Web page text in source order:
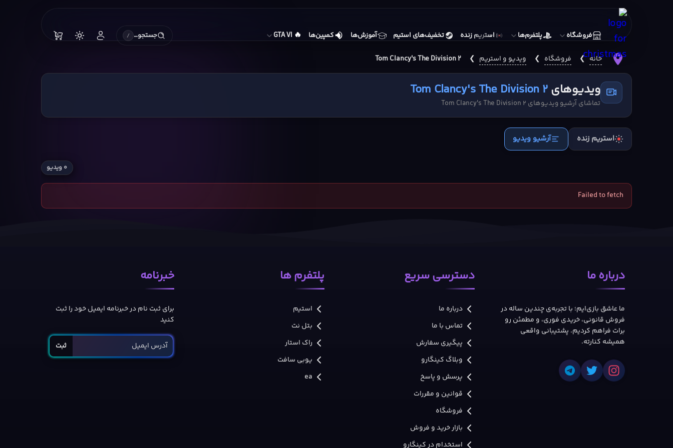
فروشگاه پلتفرم‌ها استریم زنده تخفیف‌های استیم آموزش‌ها کمپین‌ها 🔥
GTA VI جستجو… /
خانه ❯ فروشگاه ❯ ویدیو و استریم ❯
Tom Clancy's The Division 2
ویدیوهایTom Clancy's The Division 2
تماشای آرشیو ویدیوهای Tom Clancy's The Division 2
استریم زنده آرشیو ویدیو
۰ ویدیو
Failed to fetch
درباره ما
ما عاشق بازی‌ایم؛ با تجربه‌ی چندین ساله در
فروش قانونی، خریدی فوری، و مطمئن رو
برات فراهم کردیم. پشتیبانی واقعی
همیشه کنارته.
دسترسی سریع
درباره ما
تماس با ما
پیگیری سفارش
وبلاگ کینگارو
پرسش و پاسخ
قوانین و مقررات
فروشگاه
بازار خرید و فروش
استخدام در کینگارو
پلتفرم ها
استیم
بتل نت
راک استار
یوبی سافت
ea
خبرنامه
برای ثبت نام در خبرنامه ایمیل خود را ثبت
کنید
ثبت